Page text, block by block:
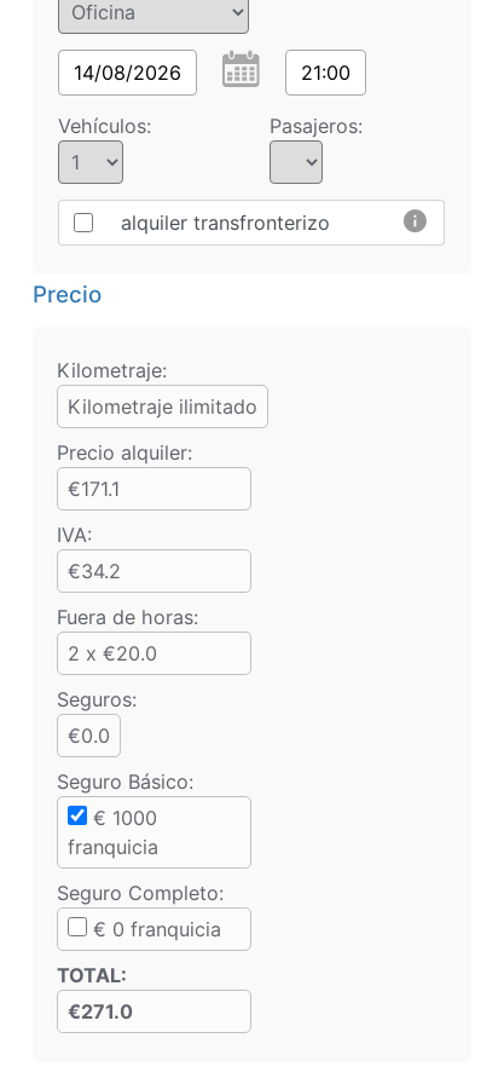
14/08/2026 21:00
Vehículos: Pasajeros:
alquiler transfronterizo info
Precio
Kilometraje:
Kilometraje ilimitado
Precio alquiler:
€171.1
IVA:
€34.2
Fuera de horas:
2 x €20.0
Seguros:
€0.0
Seguro Básico:
€ 1000
franquicia
Seguro Completo:
€ 0 franquicia
TOTAL:
€271.0